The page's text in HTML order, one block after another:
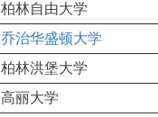
柏林自由大学
乔治华盛顿大学
柏林洪堡大学
高丽大学